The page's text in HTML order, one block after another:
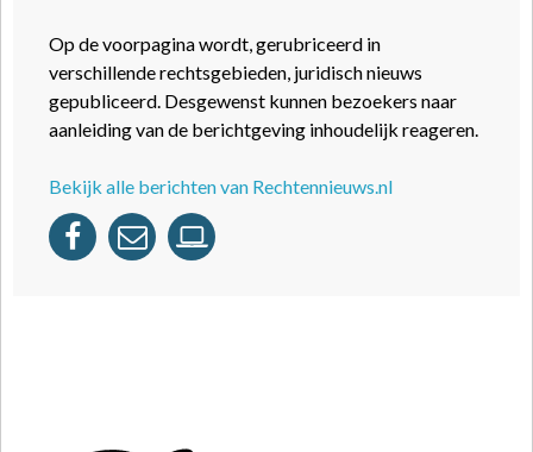
Op de voorpagina wordt, gerubriceerd in
verschillende rechtsgebieden, juridisch nieuws
gepubliceerd. Desgewenst kunnen bezoekers naar
aanleiding van de berichtgeving inhoudelijk reageren.
Bekijk alle berichten van Rechtennieuws.nl